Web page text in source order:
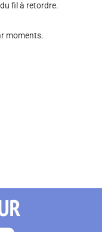
fil à retordre.
moments.